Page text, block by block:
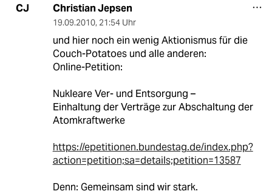
CJ Christian Jepsen
19.09.2010, 21:54 Uhr
und hier noch ein wenig Aktionismus für die
Couch-Potatoes und alle anderen:
Online-Petition:
Nukleare Ver- und Entsorgung –
Einhaltung der Verträge zur Abschaltung der
Atomkraftwerke
https://epetitionen.bundestag.de/index.php?
action=petition;sa=details;petition=13587
Denn: Gemeinsam sind wir stark.